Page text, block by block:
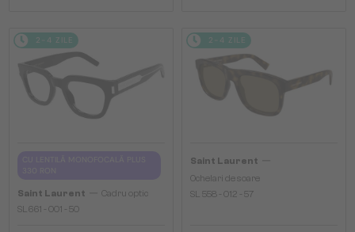
2-4 ZILE
Saint Laurent
Cadru optic
SL661 - 001 - 50
2-4 ZILE
Saint Laurent
Ochelari de soare
SL 558 - 012 - 57